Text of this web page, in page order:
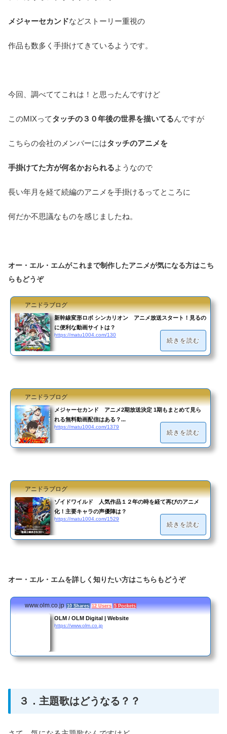
メジャーセカンドなどストーリー重視の
作品も数多く手掛けてきているようです。
今回、調べててこれは！と思ったんですけど
このMIXってタッチの３０年後の世界を描いてるんですが
こちらの会社のメンバーにはタッチのアニメを
手掛けてた方が何名かおられるようなので
長い年月を経て続編のアニメを手掛けるってところに
何だか不思議なものを感じましたね。
オー・エル・エムがこれまで制作したアニメが気になる方はこち
らもどうぞ
アニドラブログ
新幹線変形ロボ シンカリオン アニメ放送スタート！見るの
に便利な動画サイトは？
https://matu1004.com/130
続きを読む
アニドラブログ
メジャーセカンド アニメ2期放送決定 1期もまとめて見ら
れる無料動画配信はある？...
https://matu1004.com/1379
続きを読む
アニドラブログ
ゾイドワイルド 人気作品１２年の時を経て再びのアニメ
化！主要キャラの声優陣は？
https://matu1004.com/1529
続きを読む
オー・エル・エムを詳しく知りたい方はこちらもどうぞ
www.olm.co.jp 10 Shares 12 Users 5 Pockets
OLM / OLM Digital | Website
https://www.olm.co.jp
３．主題歌はどうなる？？